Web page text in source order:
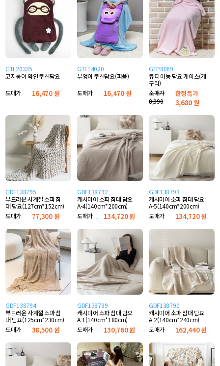
GTL20335
코지몽이 와인 쿠션담요
도매가
16,470 원
GTF14020
부엉이 쿠션담요(퍼플)
도매가
16,470 원
GTP8069
큐티 아동 담요 케이스(개
구리)
소매가
8,090
한정특가
3,680원
GDF138795
부드러운 사계절 소파 침
대 담요(127cm*152cm)
도매가
77,300 원
GDF138792
캐시미어 소파 침대 담요
A-4(140cm*200cm)
도매가
134,720 원
GDF138793
캐시미어 소파 침대 담요
A-5(140cm*200cm)
도매가
134,720 원
GDF138794
부드러운 사계절 소파 침
대 담요(125cm*230cm)
도매가
38,500 원
GDF138789
캐시미어 소파 침대 담요
A-1(140cm*180cm)
도매가
130,760 원
GDF138790
캐시미어 소파 침대 담요
A-2(140cm*240cm)
도매가
162,440 원